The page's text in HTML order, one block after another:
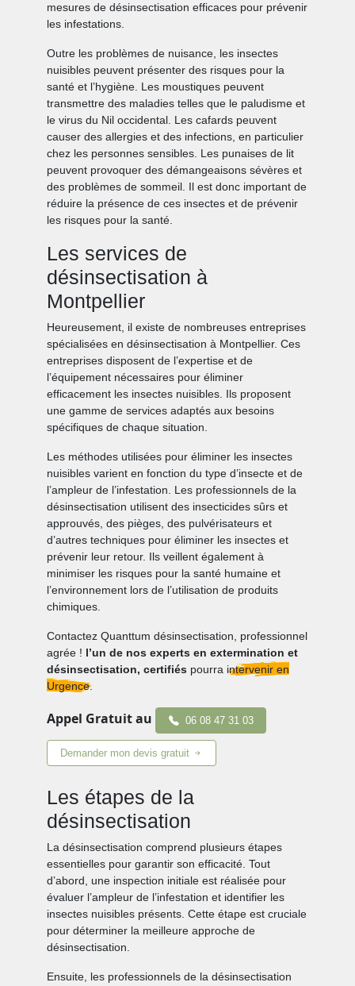
mesures de désinsectisation efficaces pour prévenir
les infestations.
Outre les problèmes de nuisance, les insectes
nuisibles peuvent présenter des risques pour la
santé et l’hygiène. Les moustiques peuvent
transmettre des maladies telles que le paludisme et
le virus du Nil occidental. Les cafards peuvent
causer des allergies et des infections, en particulier
chez les personnes sensibles. Les punaises de lit
peuvent provoquer des démangeaisons sévères et
des problèmes de sommeil. Il est donc important de
réduire la présence de ces insectes et de prévenir
les risques pour la santé.
Les services de
désinsectisation à
Montpellier
Heureusement, il existe de nombreuses entreprises
spécialisées en désinsectisation à Montpellier. Ces
entreprises disposent de l’expertise et de
l’équipement nécessaires pour éliminer
efficacement les insectes nuisibles. Ils proposent
une gamme de services adaptés aux besoins
spécifiques de chaque situation.
Les méthodes utilisées pour éliminer les insectes
nuisibles varient en fonction du type d’insecte et de
l’ampleur de l’infestation. Les professionnels de la
désinsectisation utilisent des insecticides sûrs et
approuvés, des pièges, des pulvérisateurs et
d’autres techniques pour éliminer les insectes et
prévenir leur retour. Ils veillent également à
minimiser les risques pour la santé humaine et
l’environnement lors de l’utilisation de produits
chimiques.
Contactez Quanttum désinsectisation, professionnel
agrée ! l’un de nos experts en extermination et
désinsectisation, certifiés pourraintervenir en
Urgence.
Appel Gratuit au 06 08 47 31 03
Demander mon devis gratuit
Les étapes de la
désinsectisation
La désinsectisation comprend plusieurs étapes
essentielles pour garantir son efficacité. Tout
d’abord, une inspection initiale est réalisée pour
évaluer l’ampleur de l’infestation et identifier les
insectes nuisibles présents. Cette étape est cruciale
pour déterminer la meilleure approche de
désinsectisation.
Ensuite, les professionnels de la désinsectisation